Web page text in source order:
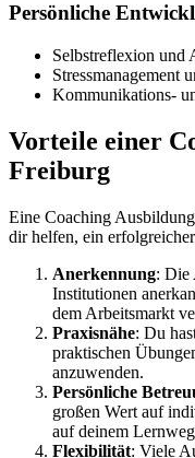
Persönliche
Selbstreflexion und
Stressmanagement
Kommunikations-
Vorteile einer
Freiburg
Eine Coaching
dir helfen, ein
Anerkennung: Die
Institutionen
dem Arbeitsmarkt
Praxisnähe: Du
praktischen
anzuwenden.
Persönliche
großen Wert auf
auf deinem
Flexibilität: Viele